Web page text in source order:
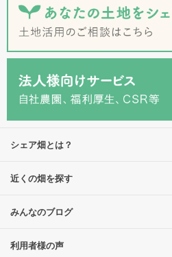
シェア畑とは？
近くの畑を探す
みんなのブログ
利用者様の声